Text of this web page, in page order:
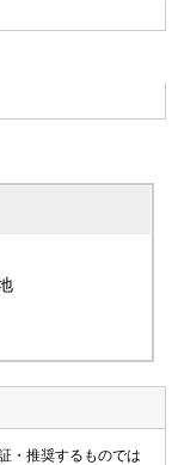
・推奨するものでは